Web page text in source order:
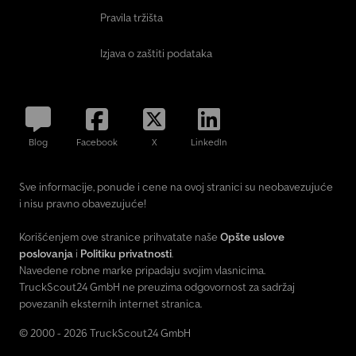
(Roll Stability Support) -Osovina sa regulacijom opterećenja na
-2 para signalnih tabli 423 mm x 423 mm, sa 2 pozicijska svetla i
(alternativno na rampi, ako postoji), uključeno -Uklonjiva zaštitna
ploča na kraju bager mulda -Elektro-hidraulični agregat za
upravljanje rampama -Upravljanje rampama bežičnim daljinskim
unazad, aktiviraju se u rikvercu -Drvene proširne letve od ariša
(opcija)
Pravila tržišta
Izjava o zaštiti podataka
Blog Facebook X LinkedIn
Sve informacije, ponude i cene na ovoj stranici su neobavezujuće
i nisu pravno obavezujuće!
Korišćenjem ove stranice prihvatate naše Opšte uslove
poslovanja i Politiku privatnosti.
Navedene robne marke pripadaju svojim vlasnicima.
TruckScout24 GmbH ne preuzima odgovornost za sadržaj
povezanih eksternih internet stranica.
© 2000 - 2026 TruckScout24 GmbH